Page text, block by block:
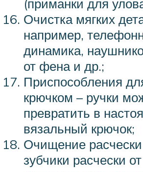
(приманки для
Очистка мягких
например,
динамика,
от фена и др.;
Приспособления
крючком – ручки
превратить в
вязальный крючок;
Очищение
зубчики расчески от